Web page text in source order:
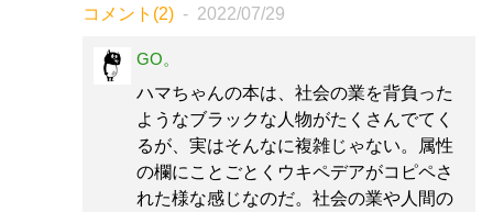
コメント(2) 2022/07/29
GO。
ハマちゃんの本は、社会の業を背負った
ようなブラックな人物がたくさんでてく
るが、実はそんなに複雑じゃない。属性
の欄にことごとくウキペデアがコピペさ
れた様な感じなのだ。社会の業や人間の